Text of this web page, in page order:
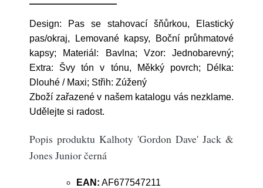
Design: Pas se stahovací šňůrkou, Elastický
pas/okraj, Lemované kapsy, Boční průhmatové
kapsy; Materiál: Bavlna; Vzor: Jednobarevný;
Extra: Švy tón v tónu, Měkký povrch; Délka:
Dlouhé / Maxi; Střih: Zúžený
Zboží zařazené v našem katalogu vás nezklame.
Udělejte si radost.
Popis produktu Kalhoty 'Gordon Dave' Jack &
Jones Junior černá
EAN: AF677547211